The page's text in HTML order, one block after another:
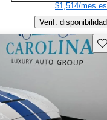
$1,514/mes
Verif. disponibilidad